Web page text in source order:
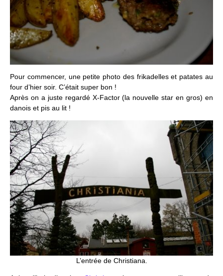
Pour commencer, une petite photo des frikadelles et patates au
four d’hier soir. C’était super bon !
Après on a juste regardé X-Factor (la nouvelle star en gros) en
danois et pis au lit !
L’entrée de Christiana.